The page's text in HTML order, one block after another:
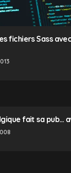
fichiers Sass
fait sa pub…